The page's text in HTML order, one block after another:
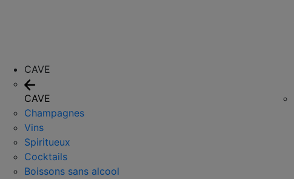
CAVE
CAVE
Champagnes
Vins
Spiritueux
Cocktails
Boissons sans alcool